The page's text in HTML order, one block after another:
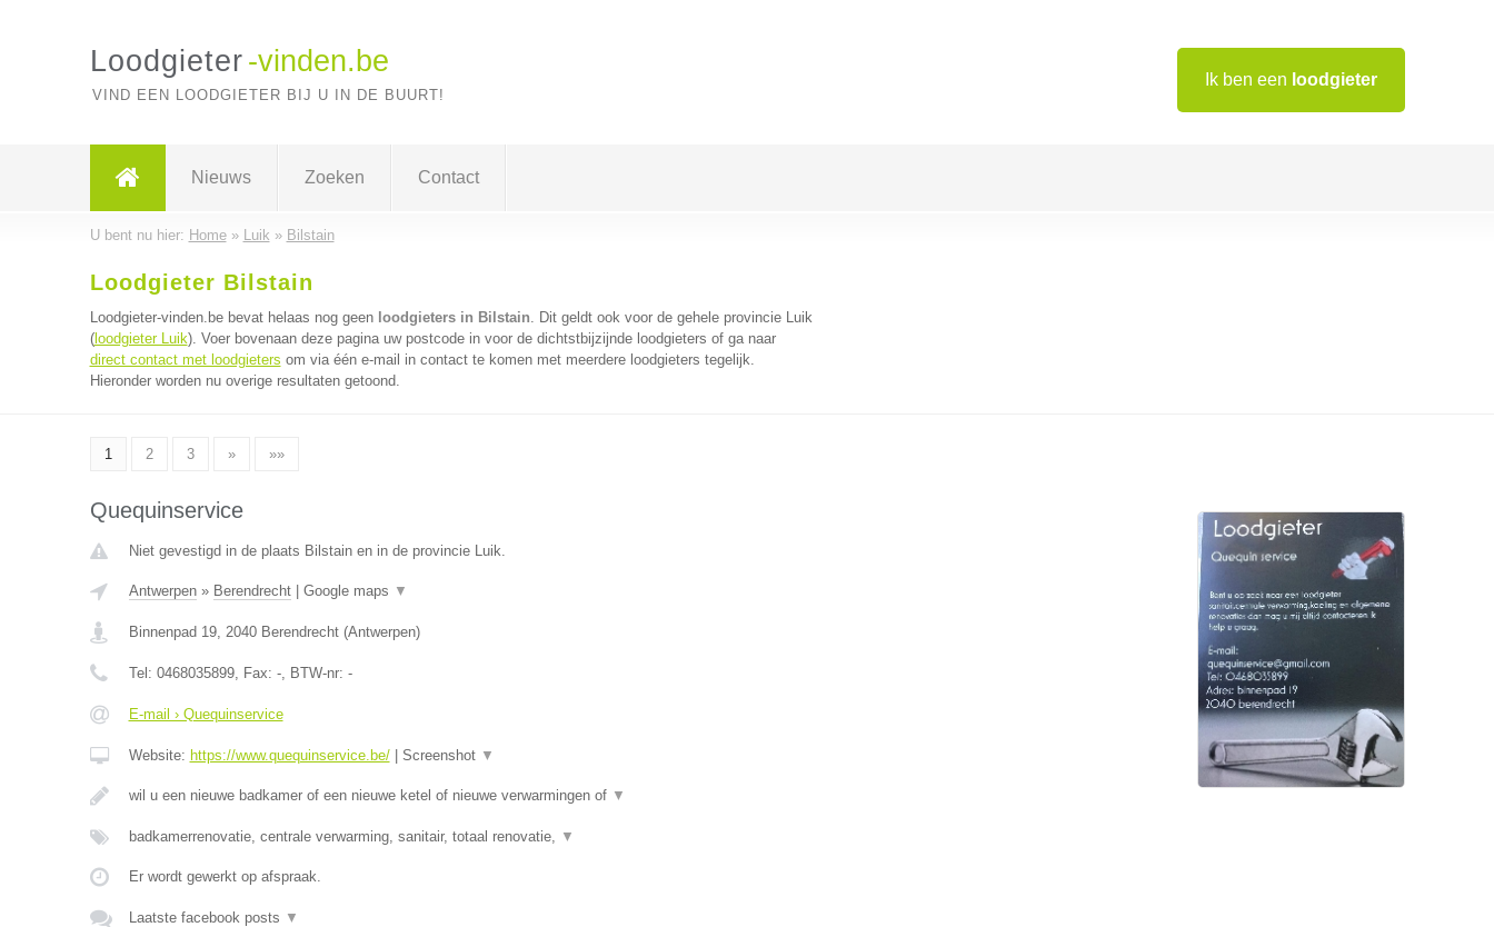
Ik ben een loodgieter
Loodgieter -vinden.be
VIND EEN LOODGIETER BIJ U IN DE BUURT!
Nieuws Zoeken Contact
U bent nu hier: Home» Luik » Bilstain
Loodgieter Bilstain
Loodgieter-vinden.be bevat helaas nog geen loodgieters in Bilstain. Dit geldt ook voor de gehele provincie Luik
(loodgieter Luik). Voer bovenaan deze pagina uw postcode in voor de dichtstbijzijnde loodgieters of ga naar
direct contact met loodgieters om via één e-mail in contact te komen met meerdere loodgieters tegelijk.
Hieronder worden nu overige resultaten getoond.
1 2 3 » »»
Quequinservice
Niet gevestigd in de plaats Bilstain en in de provincie Luik.
Antwerpen» Berendrecht| Google maps ▼
Binnenpad 19, 2040 Berendrecht(Antwerpen)
Tel: 0468035899, Fax: -, BTW-nr: -
E-mail › Quequinservice
Website: https://www.quequinservice.be/| Screenshot ▼
wil u een nieuwe badkamer of een nieuwe ketel of nieuwe verwarmingen of ▼
badkamerrenovatie, centrale verwarming, sanitair, totaal renovatie, ▼
Er wordt gewerkt op afspraak.
Laatste facebook posts ▼